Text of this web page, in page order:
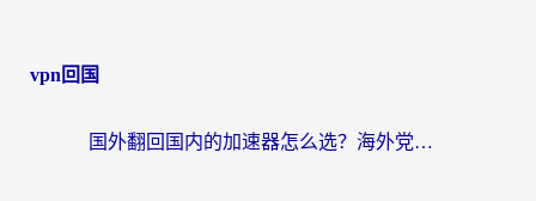
vpn回国
国外翻回国内的加速器怎么选？海外党亲测实用指南，告别地域限制